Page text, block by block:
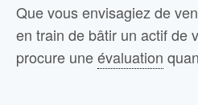
Que vous envisagiez de
en train de bâtir un actif de
procure uneévaluation